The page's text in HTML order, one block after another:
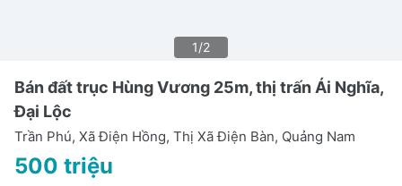
1/2
Bán đất trục Hùng Vương 25m, thị trấn Ái Nghĩa,
Đại Lộc
Trần Phú, Xã Điện Hồng, Thị Xã Điện Bàn, Quảng Nam
500 triệu